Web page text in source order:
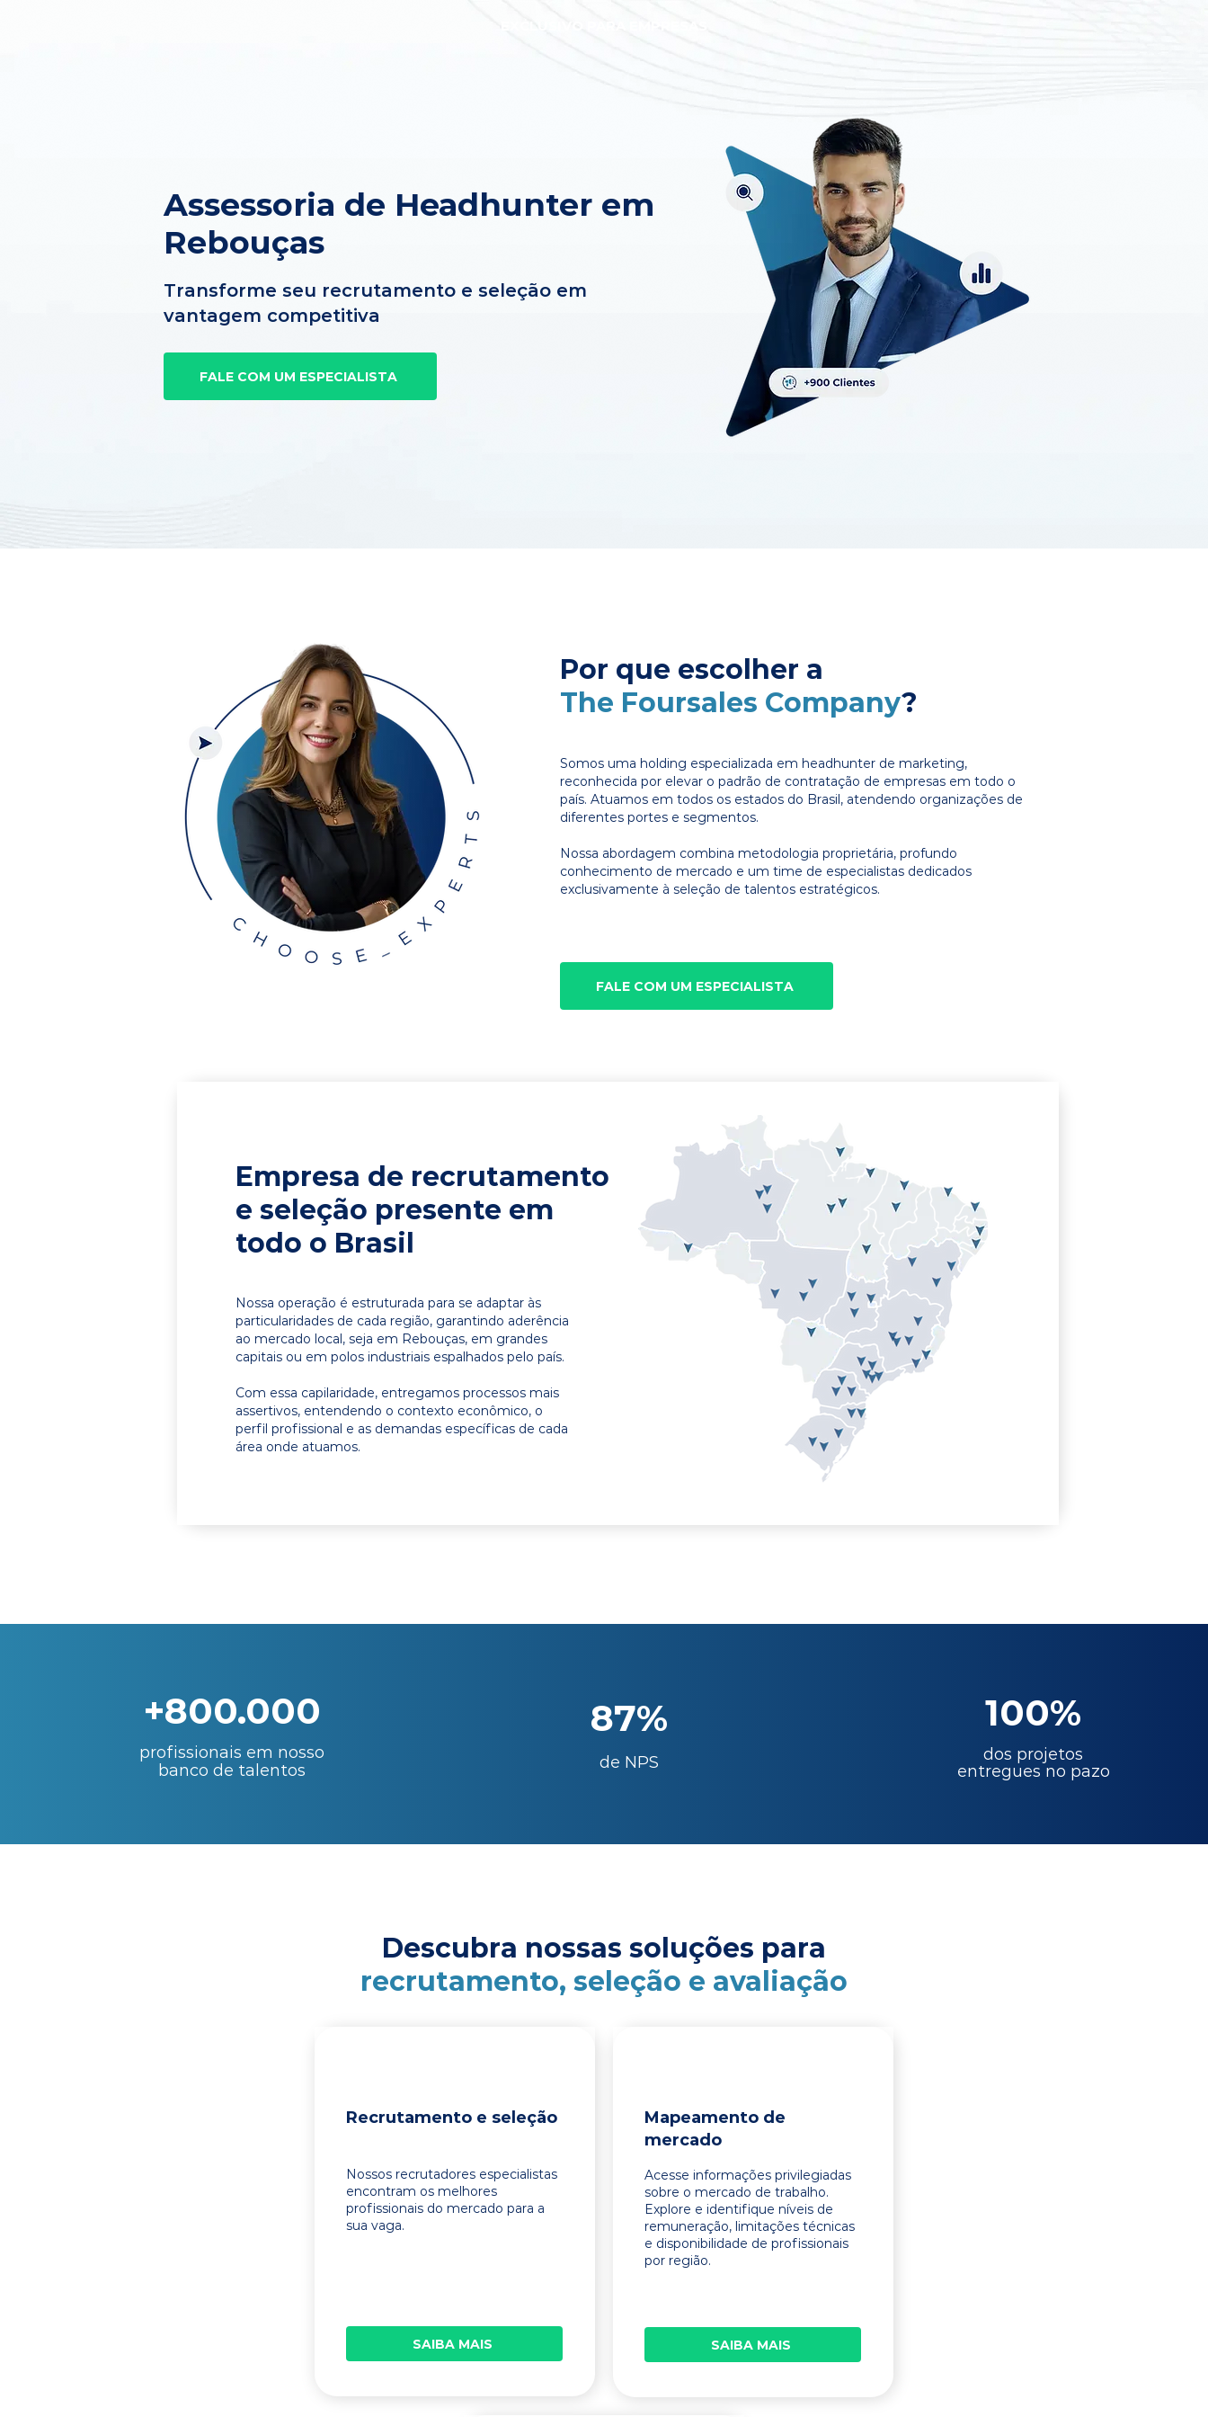
Assessoria de Headhunter em
Rebouças
Transforme seu recrutamento e seleção em
vantagem competitiva
FALE COM UM ESPECIALISTA
Por que escolher a
The Foursales Company?
Somos uma holding especializada em headhunter de marketing,
reconhecida por elevar o padrão de contratação de empresas em todo o
país. Atuamos em todos os estados do Brasil, atendendo organizações de
diferentes portes e segmentos.
Nossa abordagem combina metodologia proprietária, profundo
conhecimento de mercado e um time de especialistas dedicados
exclusivamente à seleção de talentos estratégicos.
FALE COM UM ESPECIALISTA
Empresa de recrutamento
e seleção presente em
todo o Brasil
Nossa operação é estruturada para se adaptar às
particularidades de cada região, garantindo aderência
ao mercado local, seja em Rebouças, em grandes
capitais ou em polos industriais espalhados pelo país.
Com essa capilaridade, entregamos processos mais
assertivos, entendendo o contexto econômico, o
perfil profissional e as demandas específicas de cada
área onde atuamos.
+800.000
profissionais em nosso
banco de talentos
87%
de NPS
100%
dos projetos
entregues no pazo
Descubra nossas soluções para
recrutamento, seleção e avaliação
Recrutamento e seleção
Nossos recrutadores especialistas
encontram os melhores
profissionais do mercado para a
sua vaga.
SAIBA MAIS
Mapeamento de
mercado
Acesse informações privilegiadas
sobre o mercado de trabalho.
Explore e identifique níveis de
remuneração, limitações técnicas
e disponibilidade de profissionais
por região.
SAIBA MAIS